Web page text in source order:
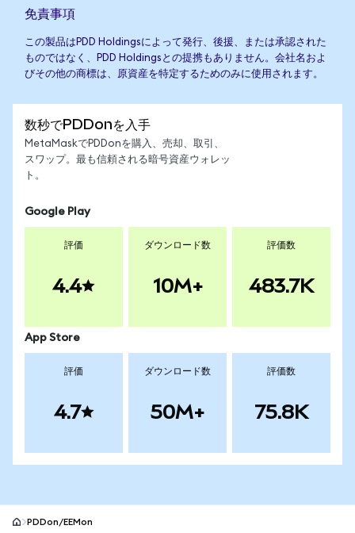
免責事項
この製品はPDD Holdingsによって発行、後援、または承認された
ものではなく、PDD Holdingsとの提携もありません。会社名およ
びその他の商標は、原資産を特定するためのみに使用されます。
数秒でPDDonを入手
MetaMaskでPDDonを購入、売却、取引、
スワップ。最も信頼される暗号資産ウォレッ
ト。
Google Play
評価
4.4
ダウンロード数
10M+
評価数
483.7K
App Store
評価
4.7
ダウンロード数
50M+
評価数
75.8K
PDDon/EEMon